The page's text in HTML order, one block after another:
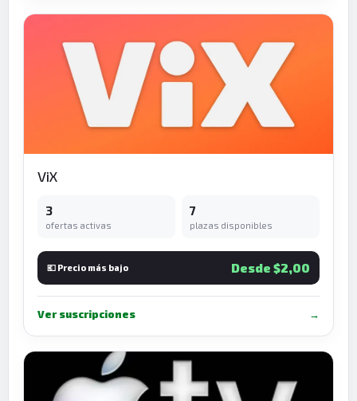
ViX
3
ofertas activas
7
plazas disponibles
💶 Precio más bajo Desde $2,00
Ver suscripciones →